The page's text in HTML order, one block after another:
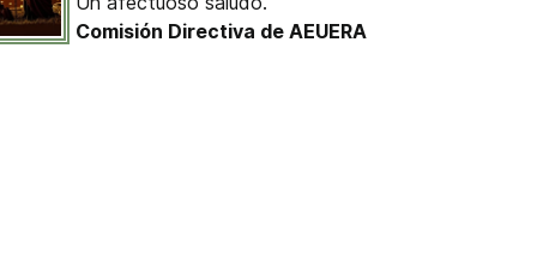
Comisión Directiva de AEUERA
2026